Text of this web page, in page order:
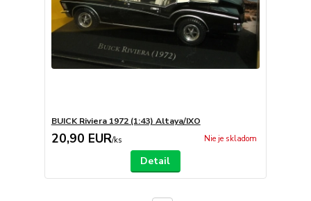
BUICK Riviera 1972 (1:43) Altaya/IXO
20,90 EUR/ks Nie je skladom
Detail